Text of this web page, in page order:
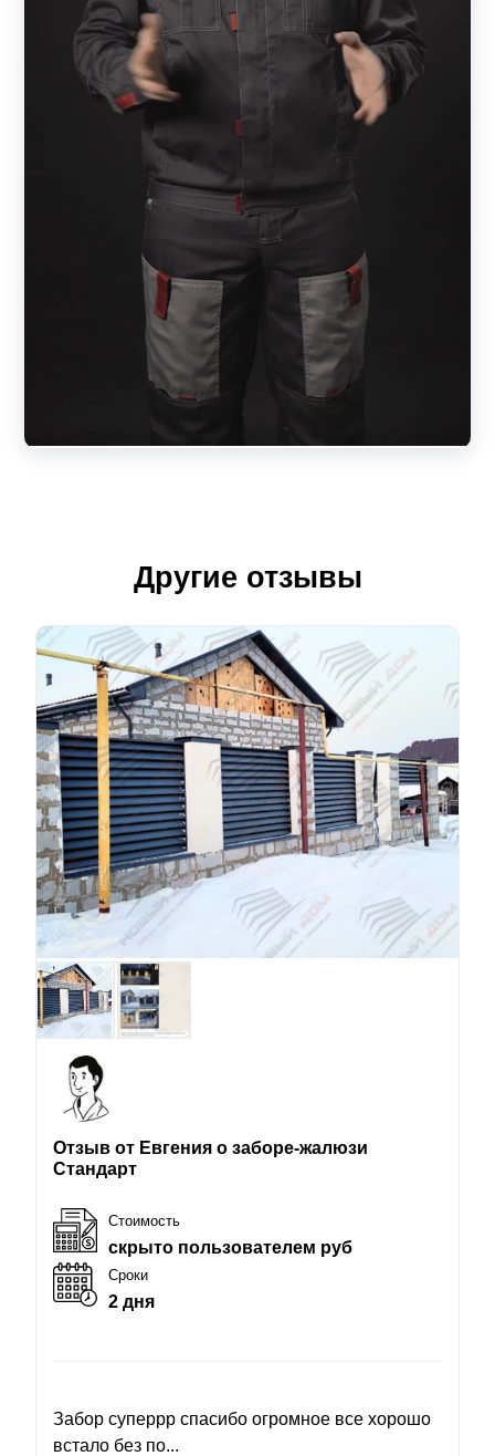
Другие отзывы
Отзыв от Евгения о заборе-жалюзи
Стандарт
Стоимость
скрыто пользователем руб
Сроки
2 дня
Забор суперрр спасибо огромное все хорошо
встало без по...